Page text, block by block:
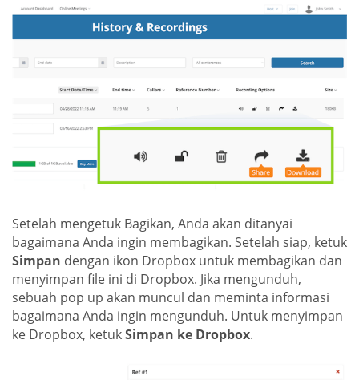
Setelah mengetuk Bagikan, Anda akan ditanyai
bagaimana Anda ingin membagikan. Setelah siap, ketuk
Simpan dengan ikon Dropbox untuk membagikan dan
menyimpan file ini di Dropbox. Jika mengunduh,
sebuah pop up akan muncul dan meminta informasi
bagaimana Anda ingin mengunduh. Untuk menyimpan
ke Dropbox, ketukSimpan ke Dropbox.